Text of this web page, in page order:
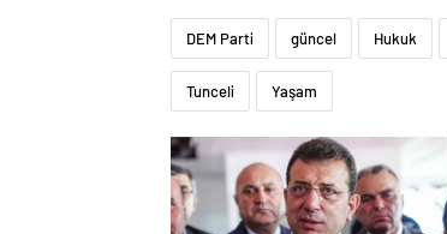
DEM Parti güncel Hukuk
Tunceli Yaşam